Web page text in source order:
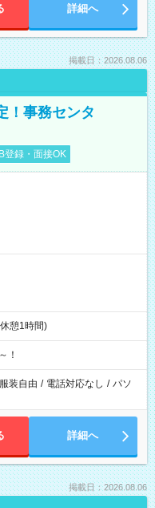
詳細へ
掲載日：2026.08.06
！事務センタ
登録・面接OK
憩1時間)
！
服装自由 / 電話対応なし / パソ
詳細へ
掲載日：2026.08.06